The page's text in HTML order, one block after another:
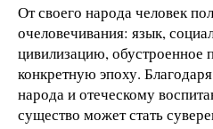
От своего народа человек
очеловечивания: язык,
цивилизацию, обустроенное
конкретную эпоху. Благодаря
народа и отеческому
существо может стать